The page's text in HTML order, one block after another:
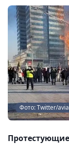
Фото: Twitter/